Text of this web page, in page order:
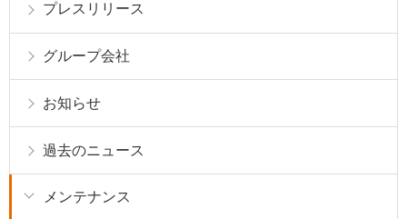
プレスリリース
グループ会社
お知らせ
過去のニュース
メンテナンス